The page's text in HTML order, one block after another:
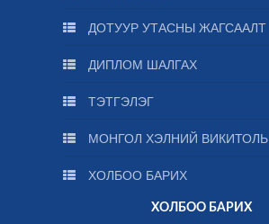
ДОТУУР УТАСНЫ ЖАГСААЛТ
ДИПЛОМ ШАЛГАХ
ТЭТГЭЛЭГ
МОНГОЛ ХЭЛНИЙ ВИКИТОЛЬ
ХОЛБОО БАРИХ
ХОЛБОО БАРИХ